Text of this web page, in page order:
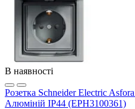
В наявності
Розетка Schneider Electric
Алюміній IP44 (EPH3100361)